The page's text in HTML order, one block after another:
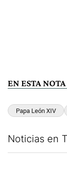
EN ESTA NOTA
Papa León XIV
Noticias en